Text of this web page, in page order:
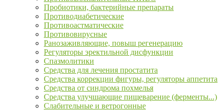
Пробиотики, бактерийные препараты
Противодиабетические
Противоастматические
Противовирусные
Ранозаживляющие, повыш регенерацию
Регуляторы эректильной дисфункции
Спазмолитики
Средства для лечения простатита
Средства коррекции фигуры, регуляторы аппетита
Средства от синдрома похмелья
Средства улучшающие пищеварение (ферменты...)
Слабительные и ветрогонные